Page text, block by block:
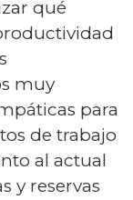
qué
muy
para
de trabajo
al actual
y reservas